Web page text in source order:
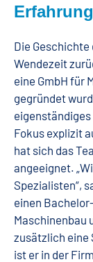
Die
Wendezeit
eine GmbH für
gegründet
Fokus explizit
hat sich das
angeeignet.
Spezialisten“,
einen
Maschinenbau
zusätzlich eine
ist er in der